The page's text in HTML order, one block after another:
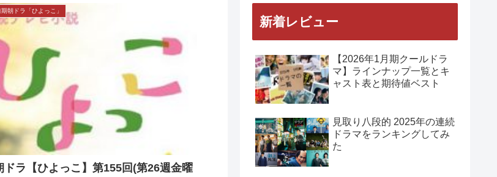
本サイトにはプロモーションが含まれています